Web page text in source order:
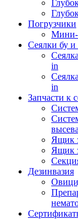
Погрузчики
Мини-
Сеялки бу и
in
in
Запчасти к
высева
Ящик
Ящик
Дезинвазия